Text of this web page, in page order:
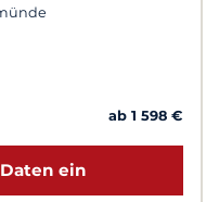
ab 1 598 €
ein